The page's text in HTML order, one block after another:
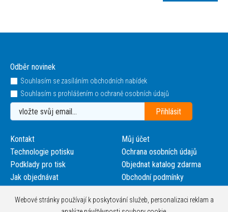
Webové stránky používají k poskytování služeb, personalizaci reklam a
Odběr novinek
Souhlasím se zasíláním obchodních nabídek
Souhlasím s prohlášením o ochraně osobních údajů
Kontakt
Technologie potisku
Podklady pro tisk
Jak objednávat
Můj účet
Ochrana osobních údajů
Objednat katalog zdarma
Obchodní podmínky